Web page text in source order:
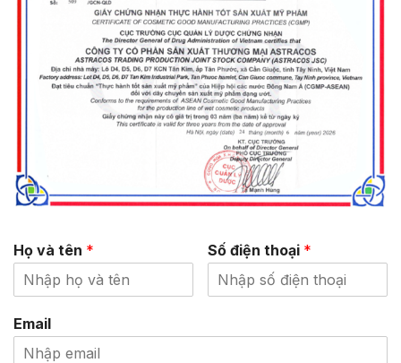
Họ và tên * Số điện thoại *
Email